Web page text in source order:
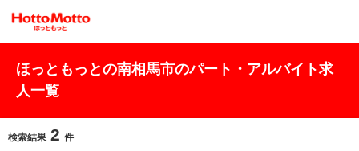
ほっともっとの南相馬市のパート・アルバイト求
人一覧
検索結果 2 件